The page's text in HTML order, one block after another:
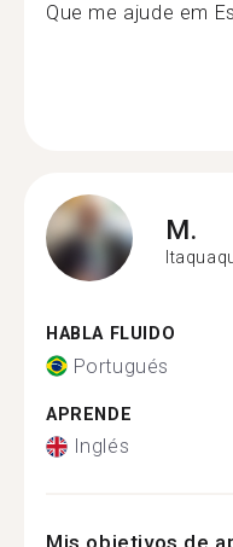
Que me ajude em
M.
HABLA FLUIDO
Portugués
APRENDE
Inglés
Mis objetivos de